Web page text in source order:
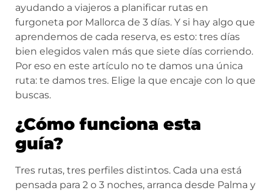
ayudando a viajeros a planificar rutas en
furgoneta por Mallorca de 3 días. Y si hay algo que
aprendemos de cada reserva, es esto: tres días
bien elegidos valen más que siete días corriendo.
Por eso en este artículo no te damos una única
ruta: te damos tres. Elige la que encaje con lo que
buscas.
¿Cómo funciona esta
guía?
Tres rutas, tres perfiles distintos. Cada una está
pensada para 2 o 3 noches, arranca desde Palma y